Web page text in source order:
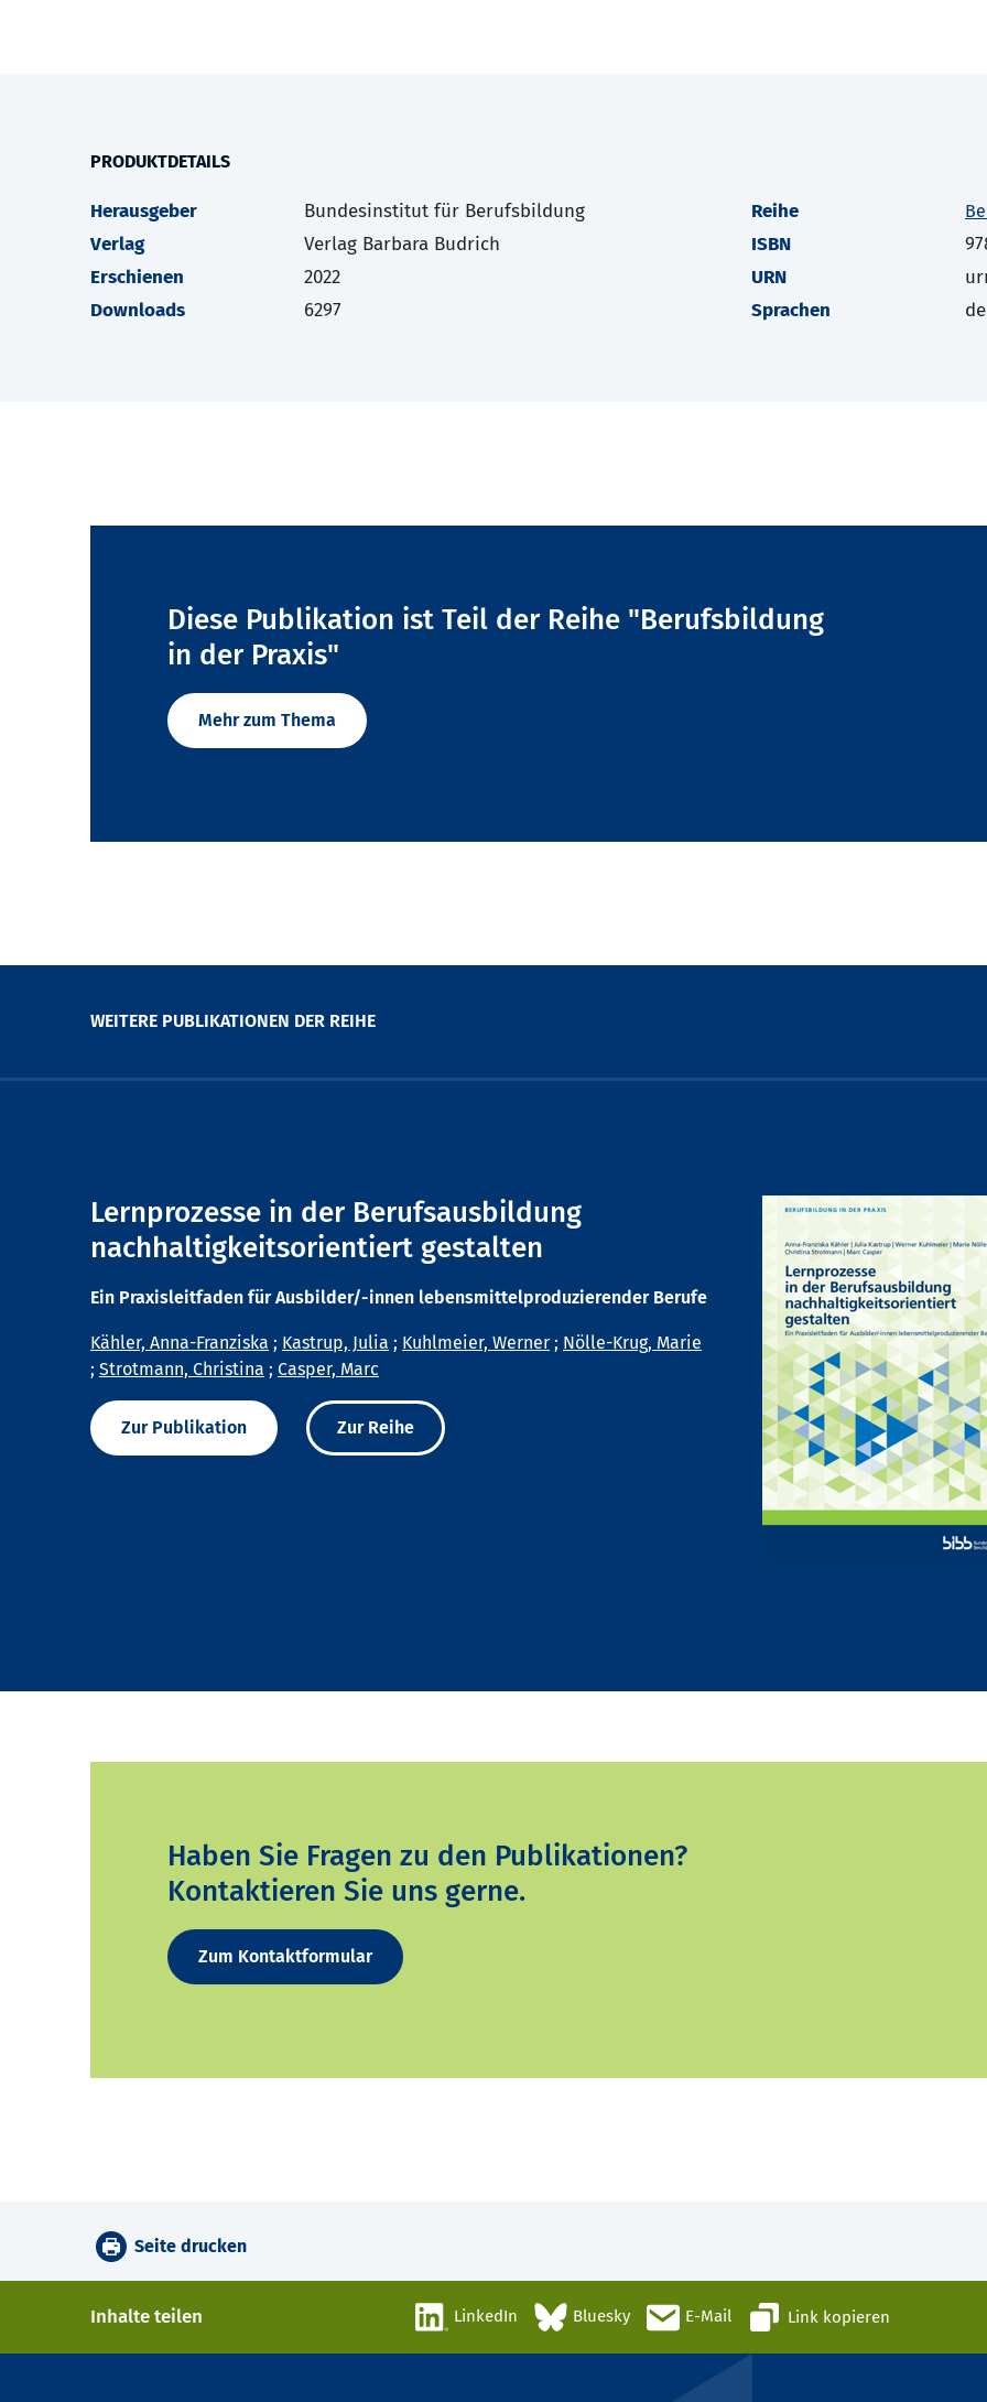
PRODUKTDETAILS
Herausgeber
Bundesinstitut für Berufsbildung
Verlag
Verlag Barbara Budrich
Erschienen
2022
Downloads
6297
Reihe
ISBN
URN
Sprachen
Diese Publikation ist Teil der Reihe "Berufsbildung
in der Praxis"
Mehr zum Thema
WEITERE PUBLIKATIONEN DER REIHE
Lernprozesse in der Berufsausbildung
nachhaltigkeitsorientiert gestalten
Ein Praxisleitfaden für Ausbilder/-innen lebensmittelproduzierender Berufe
Kähler, Anna-Franziska ; Kastrup, Julia ; Kuhlmeier, Werner ; Nölle-Krug, Marie
; Strotmann, Christina ; Casper, Marc
Zur Publikation Zur Reihe
Haben Sie Fragen zu den Publikationen?
Kontaktieren Sie uns gerne.
Zum Kontaktformular
Seite drucken
Inhalte teilen LinkedIn Bluesky E-Mail Link kopieren